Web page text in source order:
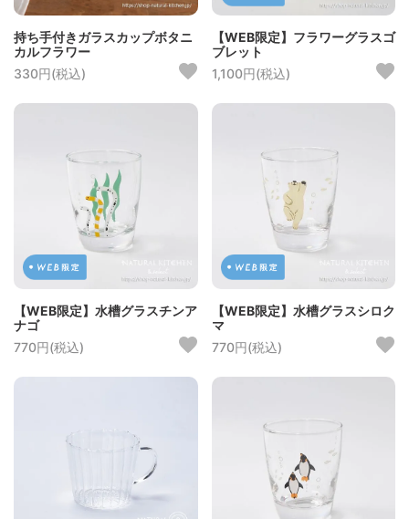
持ち手付きガラスカップボタニ
カルフラワー
330円(税込)
【WEB限定】フラワーグラスゴ
ブレット
1,100円(税込)
【WEB限定】水槽グラスチンア
ナゴ
770円(税込)
【WEB限定】水槽グラスシロク
マ
770円(税込)